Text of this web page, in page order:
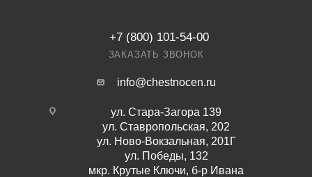
+7 (800) 101-54-00
ЗАКАЗАТЬ ЗВОНОК
info@chestnocen.ru
ул. Стара-Загора 139
ул. Ставропольская, 202
ул. Ново-Вокзальная, 201Г
ул. Победы, 132
мкр. Крутые Ключи, б-р Ивана